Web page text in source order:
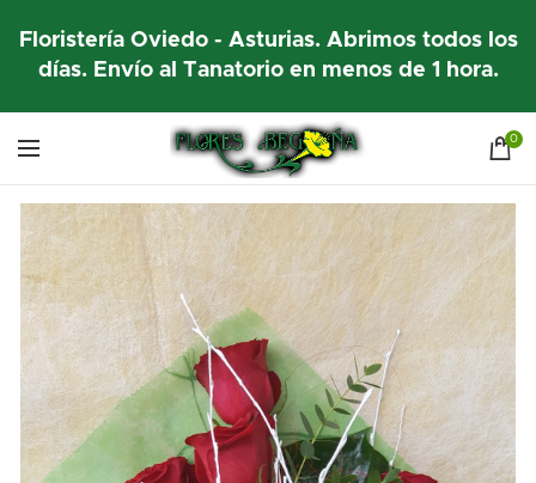
Floristería Oviedo - Asturias. Abrimos todos los
días. Envío al Tanatorio en menos de 1 hora.
0